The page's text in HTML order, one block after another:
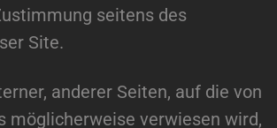
seitens des
Site.
anderer Seiten, auf die von
möglicherweise verwiesen wird,